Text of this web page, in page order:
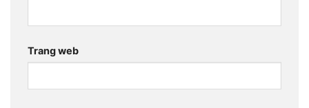
Trang web